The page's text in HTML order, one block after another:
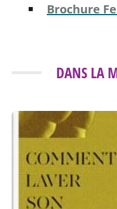
Brochure
DANS LA